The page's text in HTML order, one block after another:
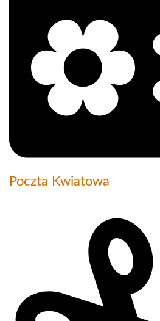
Poczta Kwiatowa